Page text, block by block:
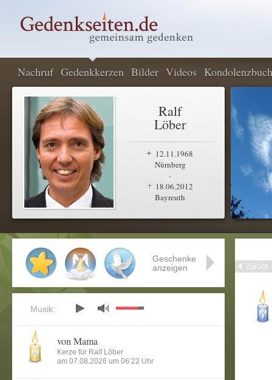
Nachruf Gedenkkerzen Bilder Videos Kondolenzbuch
Ralf
Löber
12.11.1968
Nürnberg
-
18.06.2012
Bayreuth
Zurück
Geschenke
anzeigen
Musik:
von Mama
Kerze für Ralf Löber
am 07.08.2026 um 06:22 Uhr